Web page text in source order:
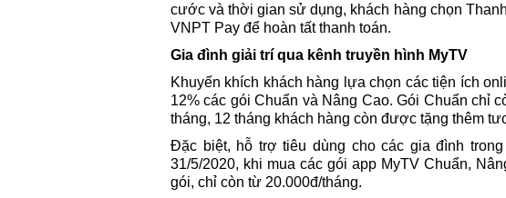
cước và thời gian sử dụng, khách hàng chọn
VNPT Pay để hoàn tất thanh toán.
Gia đình giải trí qua kênh truyền hình MyTV
Khuyến khích khách hàng lựa chọn các tiện ích
12% các gói Chuẩn và Nâng Cao. Gói Chuẩn chỉ
tháng, 12 tháng khách hàng còn được tặng thêm
Đặc biệt, hỗ trợ tiêu dùng cho các gia đình
31/5/2020, khi mua các gói app MyTV Chuẩn,
gói, chỉ còn từ 20.000đ/tháng.